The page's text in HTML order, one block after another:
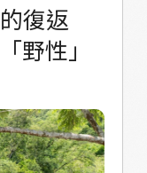
復返
性」